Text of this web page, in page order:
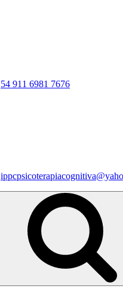
54 911 6981 7676